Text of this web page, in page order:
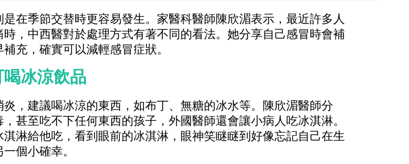
在季節交替時更容易發生。家醫科醫師陳欣湄表示，最近許多人
，中西醫對於處理方式有著不同的看法。她分享自己感冒時會補
充，確實可以減輕感冒症狀。
冰涼飲品
，建議喝冰涼的東西，如布丁、無糖的冰水等。陳欣湄醫師分
甚至吃不下任何東西的孩子，外國醫師還會讓小病人吃冰淇淋。
淋給他吃，看到眼前的冰淇淋，眼神笑瞇瞇到好像忘記自己在生
個小確幸。